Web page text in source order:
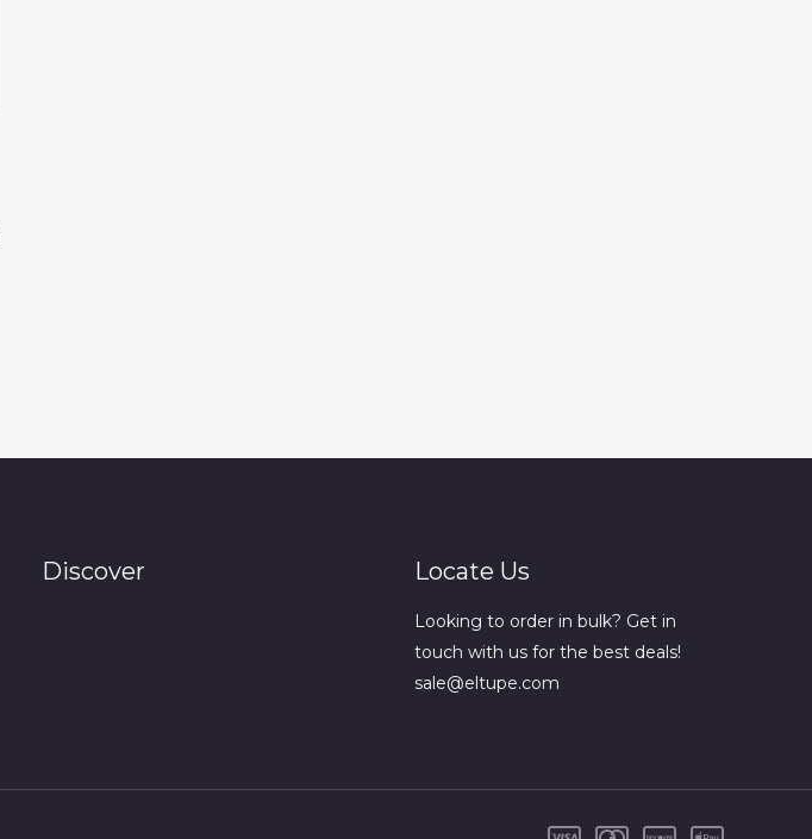
Discover Locate Us
Looking to order in bulk? Get in
touch with us for the best deals!
sale@eltupe.com